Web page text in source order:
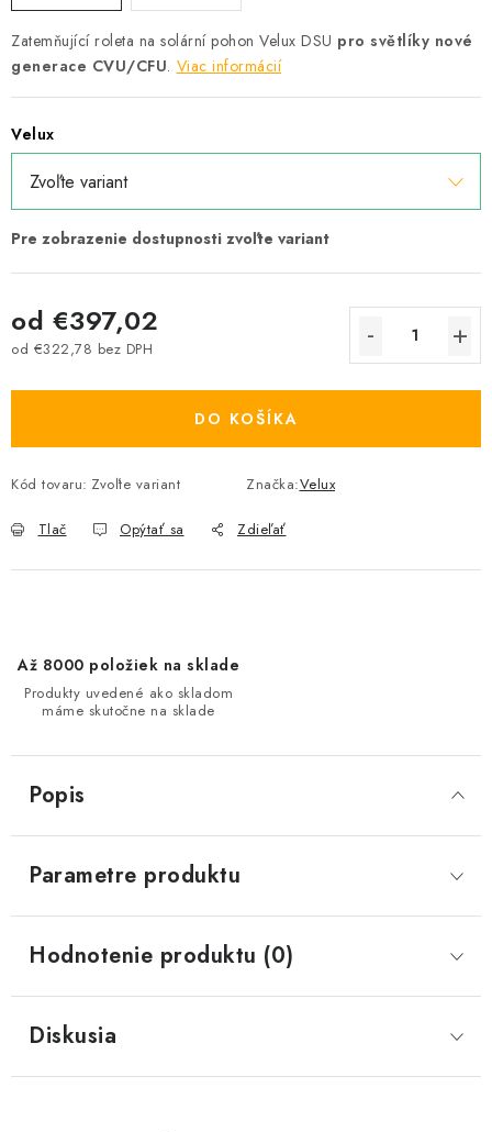
Zatemňující roleta na solární pohon Velux DSU pro světlíky nové
generace CVU/CFU. Viac informácií
Velux
od €397,02
od €322,78 bez DPH
DO KOŠÍKA
Kód tovaru: Zvoľte variant Značka:Velux
Tlač Opýtať sa Zdieľať
Až 8000 položiek na sklade
Produkty uvedené ako skladom
máme skutočne na sklade
Popis
Parametre produktu
Hodnotenie produktu (0)
Diskusia